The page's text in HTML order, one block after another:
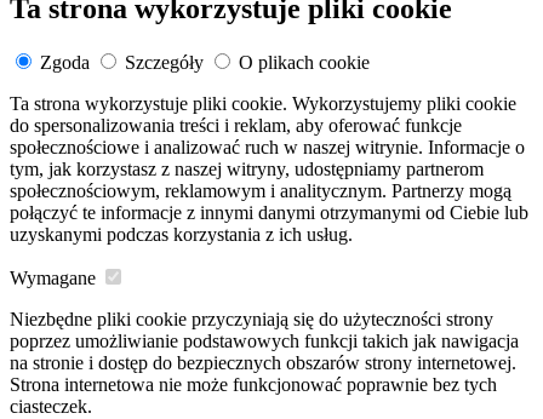
Ta strona wykorzystuje pliki cookie
Zgoda Szczegóły
O plikach cookie
Ta strona wykorzystuje pliki cookie. Wykorzystujemy pliki cookie
do spersonalizowania treści i reklam, aby oferować funkcje
społecznościowe i analizować ruch w naszej witrynie. Informacje o
tym, jak korzystasz z naszej witryny, udostępniamy partnerom
społecznościowym, reklamowym i analitycznym. Partnerzy mogą
połączyć te informacje z innymi danymi otrzymanymi od Ciebie lub
uzyskanymi podczas korzystania z ich usług.
Wymagane
Niezbędne pliki cookie przyczyniają się do użyteczności strony
poprzez umożliwianie podstawowych funkcji takich jak nawigacja
na stronie i dostęp do bezpiecznych obszarów strony internetowej.
Strona internetowa nie może funkcjonować poprawnie bez tych
ciasteczek.